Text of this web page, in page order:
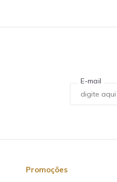
E-mail
Promoções